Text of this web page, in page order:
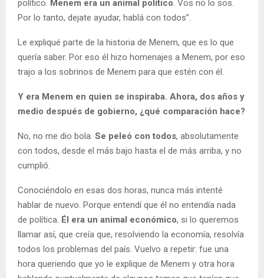
político. Menem era un animal político. Vos no lo sos.
Por lo tanto, dejate ayudar, hablá con todos”.
Le expliqué parte de la historia de Menem, que es lo que
quería saber. Por eso él hizo homenajes a Menem, por eso
trajo a los sobrinos de Menem para que estén con él.
Y era Menem en quien se inspiraba. Ahora, dos años y
medio después de gobierno, ¿qué comparación hace?
No, no me dio bola. Se peleó con todos, absolutamente
con todos, desde el más bajo hasta el de más arriba, y no
cumplió.
Conociéndolo en esas dos horas, nunca más intenté
hablar de nuevo. Porque entendí que él no entendía nada
de política. Él era un animal económico, si lo queremos
llamar así, que creía que, resolviendo la economía, resolvía
todos los problemas del país. Vuelvo a repetir: fue una
hora queriendo que yo le explique de Menem y otra hora